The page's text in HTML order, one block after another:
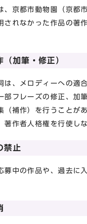
、京都市動物園（京都
されなかった作品の著
（加筆・修正）
は、メロディーへの適
部フレーズの修正、加
（補作）を行うことが
著作者人格権を行使し
禁止
募中の作品や、過去に